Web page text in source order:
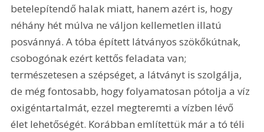
betelepítendő halak miatt, hanem azért is, hogy
néhány hét múlva ne váljon kellemetlen illatú
posvánnyá. A tóba épített látványos szökőkútnak,
csobogónak ezért kettős feladata van;
természetesen a szépséget, a látványt is szolgálja,
de még fontosabb, hogy folyamatosan pótolja a víz
oxigéntartalmát, ezzel megteremti a vízben lévő
élet lehetőségét. Korábban említettük már a tó téli